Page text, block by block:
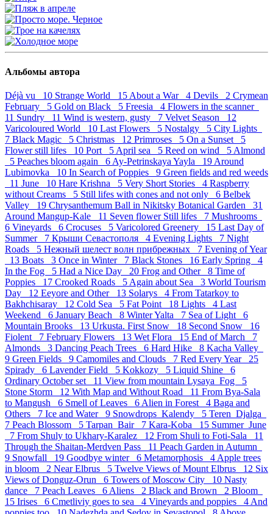
Альбомы автора
Déjà vu 10 Strange World 15 About a War 4 Devils 2 Crymean
February 5 Gold on Black 5 Freesia 4 Flowers in the scanner
11 Sundry 11 Wind is western, gusty 7 Velvet Season 12
Varicoloured World 10 Last Flowers 5 Nostalgy 5 City Lights
7 Black Magic 5 Christmas 12 Primroses 5 On a Sunset 5
Flower still lifes 10 Port 5 April sea 5 Reed on wind 5 Almond
5 Peaches bloom again 6 Ay-Petrinskaya Yayla 19 Around
Lubimovka 10 In Search of Poppies 9 Green fields and red weeds
11 June 10 Hare Krishna 5 Very Short Stories 4 Raspberry
without Creams 5 Still lifes with cones and not only 6 Belbek
Valley 19 Chrysanthemum Ball in Nikitsky Botanical Garden 31
Around Mangup-Kale 11 Seven flower Still lifes 7 Mushrooms
6 Vineyards 6 Crocuses 5 Varicolored Greenery 15 Last Day of
Summer 7 Крыши Севастополя 4 Evening Lights 7 Night
Roads 5 Нежный шелест волн прибрежных 7 Evening of Year
13 Boats 3 Once in Winter 7 Black Stones 16 Early Spring 4
In the Fog 5 Had a Nice Day 20 Frog and Other 8 Time of
Poppies 17 Crooked Roads 5 Again about Sea 3 World Tourism
Day 12 Eeyore and Other 13 Solarys 4 From Tatarkoy to
Bakhchisaray 12 Cold Sea 5 Fat Point 18 Lights 4 Last
Weekend 6 January Beach 8 Winter Yalta 7 Sea of Light 6
Mountain Brooks 13 Urkusta. First Snow 18 Second Snow 16
Fiolent 7 February Flowers 13 Wet Flora 15 End of March 7
Almonds 3 Dancing Peach Trees 6 Hard Hike 8 Kacha Valley
9 Green Fields 9 Camomiles and Clouds 7 Red Every Year 25
Spirady 6 Lavender Field 5 Kokkozy 5 Liquid Shine 6
Ordinary October set 11 View from mountain Lysaya_Fog 5
Stone Storm 12 With Map and Without Road 11 From Bya-Sala
to Mangush 6 Smell of Leaves 6 Alien in Forest 4 Baga and
Others 7 Ice and Water 9 Snowdrops_Kalendy 5 Teren_Djalga
7 Peach Blossom 5 Tarpan_Bair 7 Kara-Koba 15 Summer_June
7 From Shuly to Ukhary-Karalez 12 From Shuli to Foti-Sala 11
Through the Shaitan-Merdven Pass 11 Peach Garden in Autumn
9 Snowfall 19 Goodbye winter 6 Metamorphosis 4 Apple trees
in bloom 2 Near Elbrus 5 Twelve Views of Mount Elbrus 12 Six
Views of Donguz-Orun 6 Towers of Moscow City 10 Nasty
dance 7 Peach Leaves 6 Aliens 2 Black and Brown 2 Bloom
15 Irises 6 Cmetliviy goes to sea 4 Vineyards and poppies 4 And